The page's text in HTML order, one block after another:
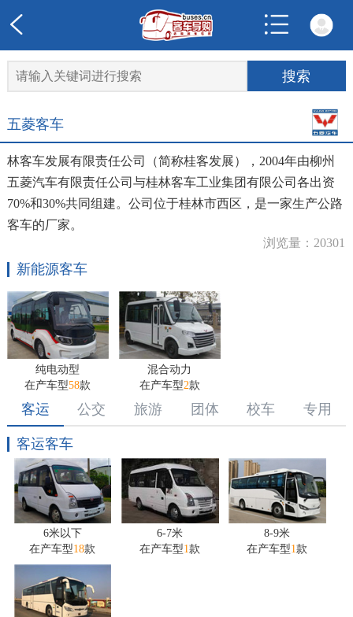
五菱客车
林客车发展有限责任公司（简称桂客发展），2004年由柳州
五菱汽车有限责任公司与桂林客车工业集团有限公司各出资
70%和30%共同组建。公司位于桂林市西区，是一家生产公路
客车的厂家。
浏览量：20301
新能源客车
纯电动型
在产车型58款
混合动力
在产车型2款
客运 公交 旅游 团体 校车 专用
客运客车
6米以下
在产车型18款
6-7米
在产车型1款
8-9米
在产车型1款